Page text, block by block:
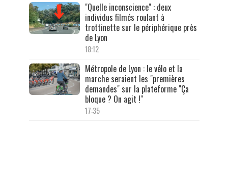
"Quelle inconscience" : deux
individus filmés roulant à
trottinette sur le périphérique près
de Lyon
18:12
Métropole de Lyon : le vélo et la
marche seraient les "premières
demandes" sur la plateforme "Ça
bloque ? On agit !"
17:35